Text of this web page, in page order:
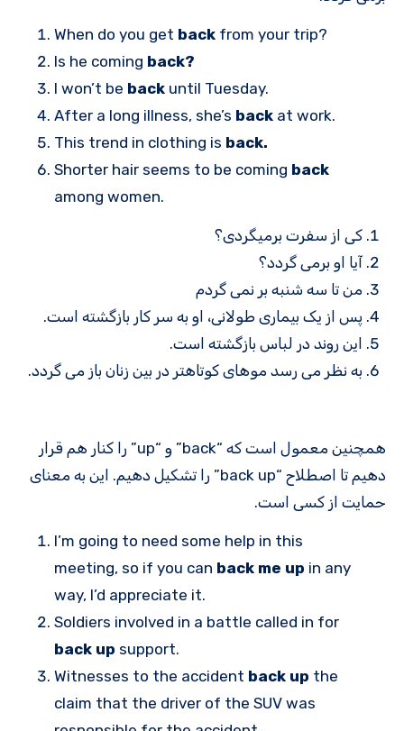
When do you get back from your trip?
Is he coming back?
I won’t be back until Tuesday.
After a long illness, she’s back at work.
This trend in clothing is back.
Shorter hair seems to be coming back
among women.
کی از سفرت برمیگردی؟
آیا او برمی گردد؟
من تا سه شنبه بر نمی گردم
پس از یک بیماری طولانی، او به سر کار بازگشته است.
این روند در لباس بازگشته است.
به نظر می رسد موهای کوتاهتر در بین زنان باز می گردد.
همچنین معمول است که “back” و “up” را کنار هم قرار
دهیم تا اصطلاح “back up” را تشکیل دهیم. این به معنای
حمایت از کسی است.
I’m going to need some help in this
meeting, so if you can back me up in any
way, I’d appreciate it.
Soldiers involved in a battle called in for
back up support.
Witnesses to the accident back up the
claim that the driver of the SUV was